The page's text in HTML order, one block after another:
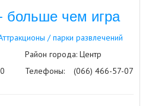
больше чем игра
/ парки развлечений
Район города: Центр
Телефоны:
(066) 466-57-07